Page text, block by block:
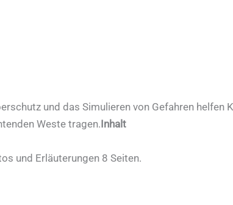
und das Simulieren von Gefahren helfen
Weste tragen.Inhalt
und Erläuterungen 8 Seiten.